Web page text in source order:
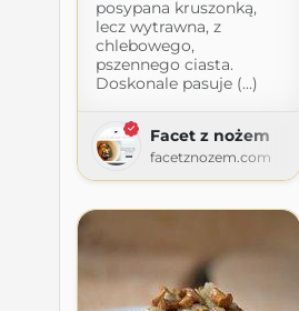
posypana kruszonką,
lecz wytrawna, z
chlebowego,
pszennego ciasta.
Doskonale pasuje (...)
Facet z nożem
facetznozem.com